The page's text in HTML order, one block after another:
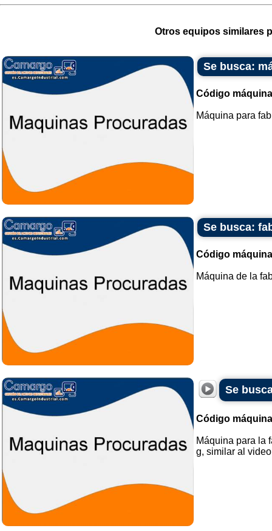
Otros equipos similares
Se busca:
Código
Máquina para
Se busca:
Código
Máquina de la
Se
Código
Máquina para la
g, similar al